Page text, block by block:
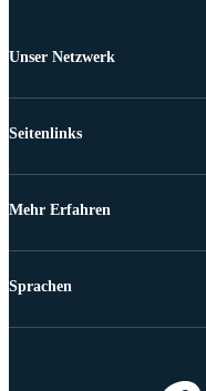
Unser Netzwerk
Seitenlinks
Mehr Erfahren
Sprachen